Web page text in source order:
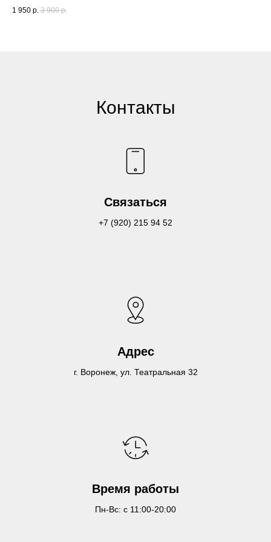
1 950 р. 3 900 р.
Контакты
Связаться
+7 (920) 215 94 52
Адрес
г. Воронеж, ул. Театральная 32
Время работы
Пн-Вс: с 11:00-20:00